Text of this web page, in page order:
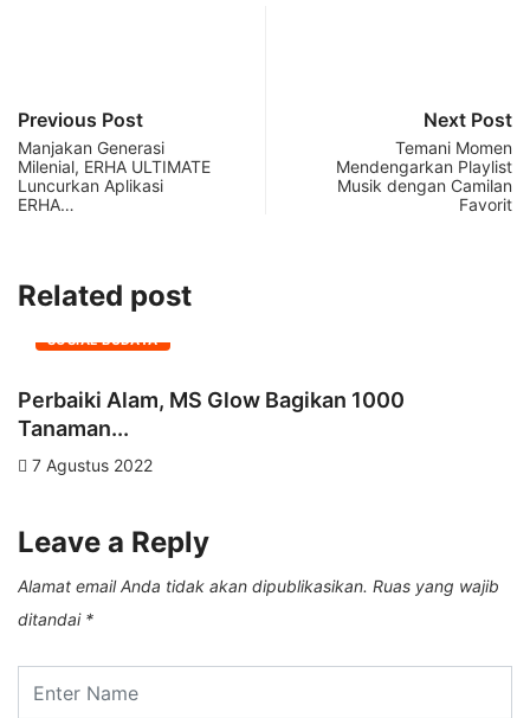
Previous Post
Manjakan Generasi
Milenial, ERHA ULTIMATE
Luncurkan Aplikasi
ERHA…
Next Post
Temani Momen
Mendengarkan Playlist
Musik dengan Camilan
Favorit
Related post
SOSIAL BUDAYA
Perbaiki Alam, MS Glow Bagikan 1000
Tanaman...
7 Agustus 2022
Leave a Reply
Alamat email Anda tidak akan dipublikasikan. Ruas yang wajib
ditandai *